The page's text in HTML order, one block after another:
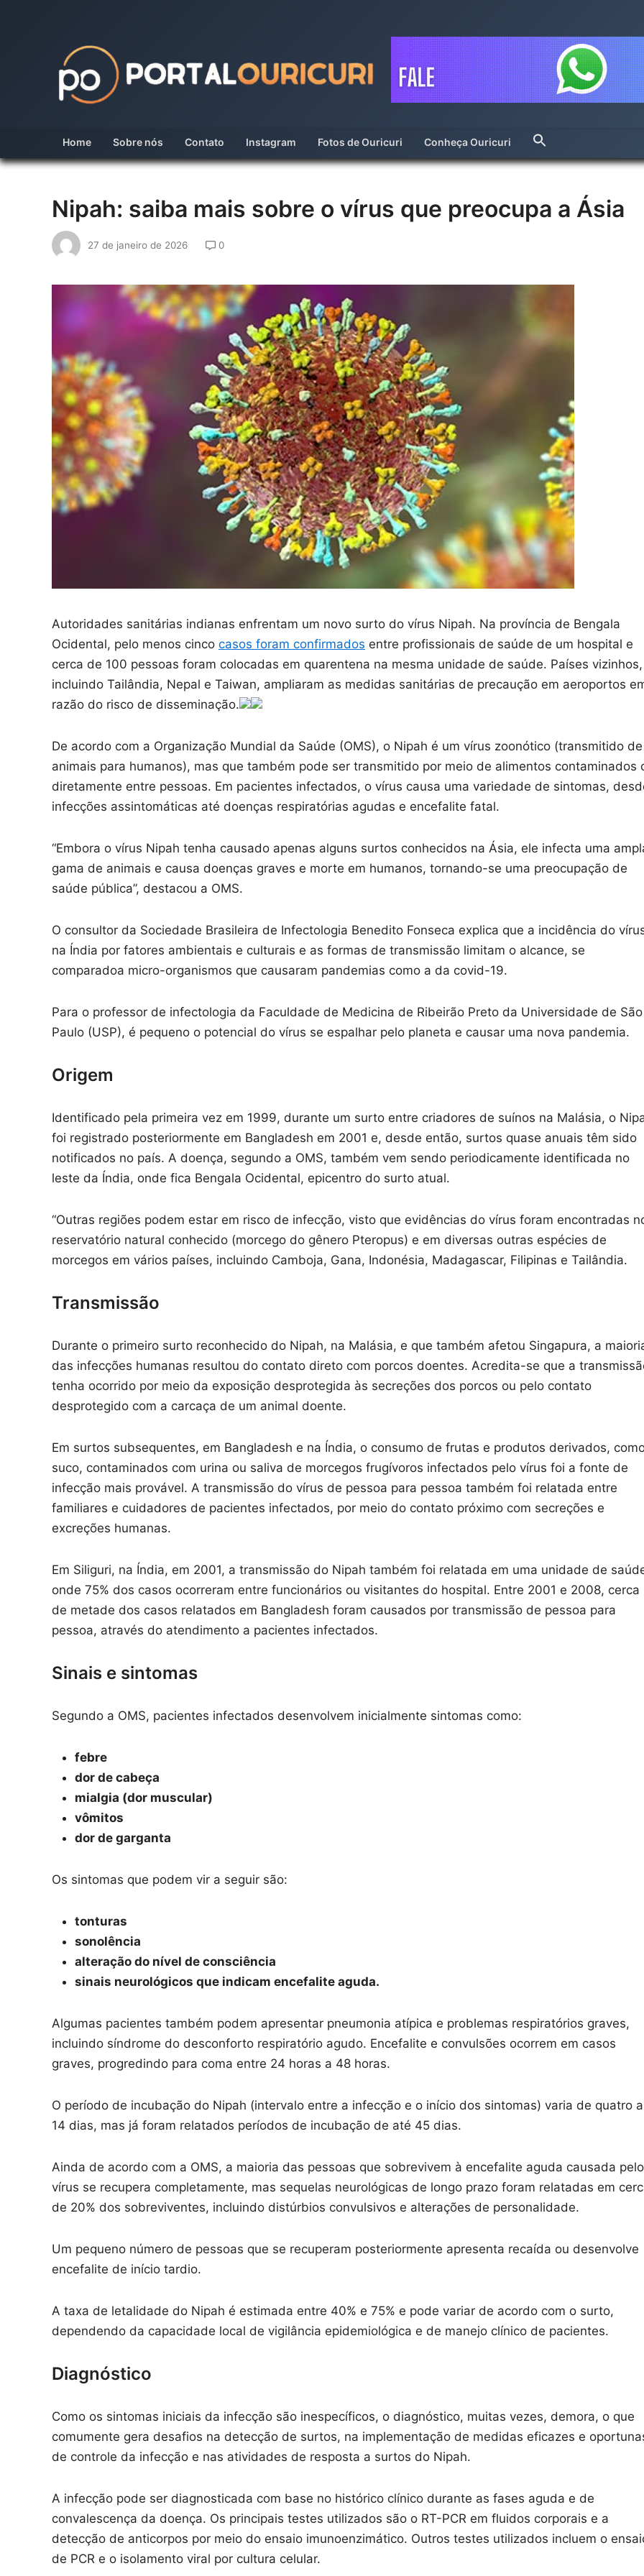
Home Sobre nós Contato Instagram Fotos de Ouricuri Conheça Ouricuri
Nipah: saiba mais sobre o vírus que preocupa a Ásia
27 de janeiro de 2026 0
Autoridades sanitárias indianas enfrentam um novo surto do vírus Nipah. Na província de Bengala
Ocidental, pelo menos cinco casos foram confirmados entre profissionais de saúde de um hospital e
cerca de 100 pessoas foram colocadas em quarentena na mesma unidade de saúde. Países vizinhos,
incluindo Tailândia, Nepal e Taiwan, ampliaram as medidas sanitárias de precaução em aeroportos
razão do risco de disseminação.
De acordo com a Organização Mundial da Saúde (OMS), o Nipah é um vírus zoonótico (transmitido de
animais para humanos), mas que também pode ser transmitido por meio de alimentos contaminados
diretamente entre pessoas. Em pacientes infectados, o vírus causa uma variedade de sintomas,
infecções assintomáticas até doenças respiratórias agudas e encefalite fatal.
“Embora o vírus Nipah tenha causado apenas alguns surtos conhecidos na Ásia, ele infecta uma
gama de animais e causa doenças graves e morte em humanos, tornando-se uma preocupação de
saúde pública”, destacou a OMS.
O consultor da Sociedade Brasileira de Infectologia Benedito Fonseca explica que a incidência do
na Índia por fatores ambientais e culturais e as formas de transmissão limitam o alcance, se
comparadoa micro-organismos que causaram pandemias como a da covid-19.
Para o professor de infectologia da Faculdade de Medicina de Ribeirão Preto da Universidade de São
Paulo (USP), é pequeno o potencial do vírus se espalhar pelo planeta e causar uma nova pandemia.
Origem
Identificado pela primeira vez em 1999, durante um surto entre criadores de suínos na Malásia, o
foi registrado posteriormente em Bangladesh em 2001 e, desde então, surtos quase anuais têm sido
notificados no país. A doença, segundo a OMS, também vem sendo periodicamente identificada no
leste da Índia, onde fica Bengala Ocidental, epicentro do surto atual.
“Outras regiões podem estar em risco de infecção, visto que evidências do vírus foram encontradas
reservatório natural conhecido (morcego do gênero Pteropus) e em diversas outras espécies de
morcegos em vários países, incluindo Camboja, Gana, Indonésia, Madagascar, Filipinas e Tailândia.
Transmissão
Durante o primeiro surto reconhecido do Nipah, na Malásia, e que também afetou Singapura, a
das infecções humanas resultou do contato direto com porcos doentes. Acredita-se que a
tenha ocorrido por meio da exposição desprotegida às secreções dos porcos ou pelo contato
desprotegido com a carcaça de um animal doente.
Em surtos subsequentes, em Bangladesh e na Índia, o consumo de frutas e produtos derivados,
suco, contaminados com urina ou saliva de morcegos frugívoros infectados pelo vírus foi a fonte de
infecção mais provável. A transmissão do vírus de pessoa para pessoa também foi relatada entre
familiares e cuidadores de pacientes infectados, por meio do contato próximo com secreções e
excreções humanas.
Em Siliguri, na Índia, em 2001, a transmissão do Nipah também foi relatada em uma unidade de
onde 75% dos casos ocorreram entre funcionários ou visitantes do hospital. Entre 2001 e 2008, cerca
de metade dos casos relatados em Bangladesh foram causados por transmissão de pessoa para
pessoa, através do atendimento a pacientes infectados.
Sinais e sintomas
Segundo a OMS, pacientes infectados desenvolvem inicialmente sintomas como:
febre
dor de cabeça
mialgia (dor muscular)
vômitos
dor de garganta
Os sintomas que podem vir a seguir são:
tonturas
sonolência
alteração do nível de consciência
sinais neurológicos que indicam encefalite aguda.
Algumas pacientes também podem apresentar pneumonia atípica e problemas respiratórios graves,
incluindo síndrome do desconforto respiratório agudo. Encefalite e convulsões ocorrem em casos
graves, progredindo para coma entre 24 horas a 48 horas.
O período de incubação do Nipah (intervalo entre a infecção e o início dos sintomas) varia de quatro a
14 dias, mas já foram relatados períodos de incubação de até 45 dias.
Ainda de acordo com a OMS, a maioria das pessoas que sobrevivem à encefalite aguda causada pelo
vírus se recupera completamente, mas sequelas neurológicas de longo prazo foram relatadas em
de 20% dos sobreviventes, incluindo distúrbios convulsivos e alterações de personalidade.
Um pequeno número de pessoas que se recuperam posteriormente apresenta recaída ou desenvolve
encefalite de início tardio.
A taxa de letalidade do Nipah é estimada entre 40% e 75% e pode variar de acordo com o surto,
dependendo da capacidade local de vigilância epidemiológica e de manejo clínico de pacientes.
Diagnóstico
Como os sintomas iniciais da infecção são inespecíficos, o diagnóstico, muitas vezes, demora, o que
comumente gera desafios na detecção de surtos, na implementação de medidas eficazes e
de controle da infecção e nas atividades de resposta a surtos do Nipah.
A infecção pode ser diagnosticada com base no histórico clínico durante as fases aguda e de
convalescença da doença. Os principais testes utilizados são o RT-PCR em fluidos corporais e a
detecção de anticorpos por meio do ensaio imunoenzimático. Outros testes utilizados incluem o
de PCR e o isolamento viral por cultura celular.